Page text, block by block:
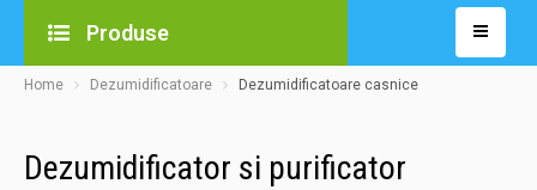
Produse
Home Dezumidificatoare Dezumidificatoare casnice
Dezumidificator si purificator